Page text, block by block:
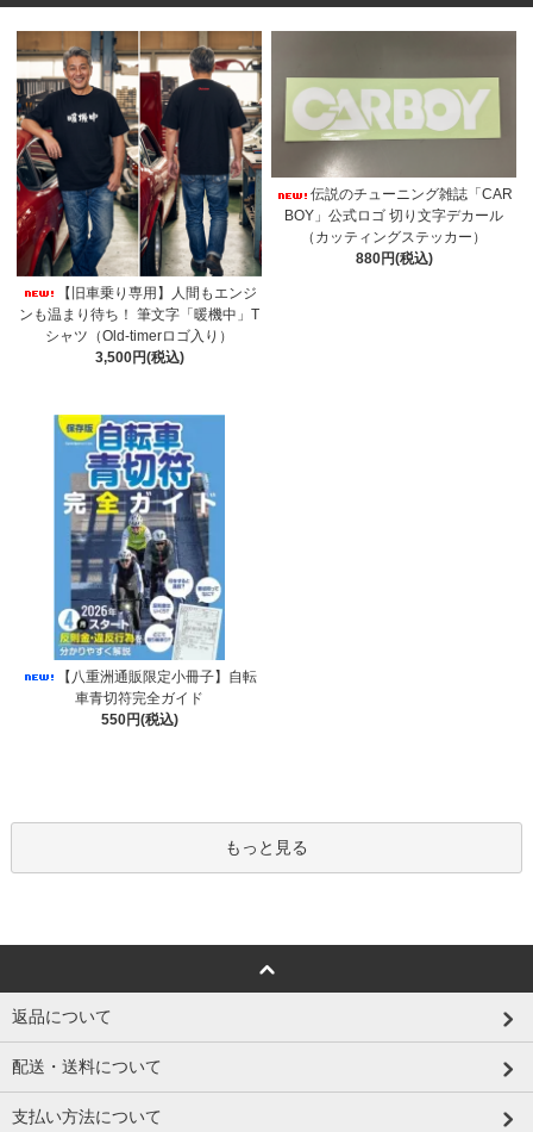
【旧車乗り専用】人間もエンジ
ンも温まり待ち！ 筆文字「暖機中」T
シャツ（Old-timerロゴ入り）
3,500円(税込)
伝説のチューニング雑誌「CAR
BOY」公式ロゴ 切り文字デカール
（カッティングステッカー）
880円(税込)
【八重洲通販限定小冊子】自転
車青切符完全ガイド
550円(税込)
もっと見る
返品について
配送・送料について
支払い方法について